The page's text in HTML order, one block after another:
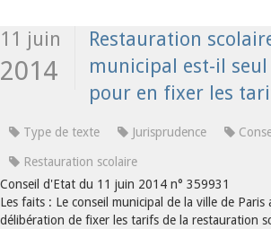
11 juin
2014
Restauration
municipal est-il
pour en fixer les
Type de texte Jurisprudence
Restauration scolaire
Conseil d'Etat du 11 juin 2014 n° 359931
Les faits : Le conseil municipal de la ville de Paris
délibération de fixer les tarifs de la restauration